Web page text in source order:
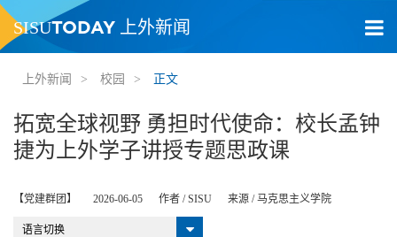
SISUTODAY 上外新闻
上外新闻 > 校园 > 正文
拓宽全球视野 勇担时代使命：校长孟钟
捷为上外学子讲授专题思政课
【党建群团】 2026-06-05 作者 /SISU 来源 /马克思主义学院
语言切换